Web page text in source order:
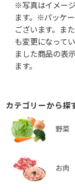
※写真はイメー
ます。※パッケ
ございます。ま
も変更になって
ました商品の表
ます。
カテゴリーから探